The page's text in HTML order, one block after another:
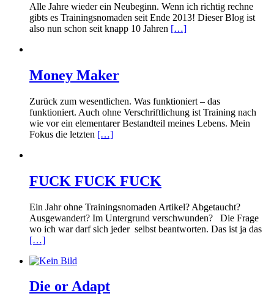
Alle Jahre wieder ein Neubeginn. Wenn ich richtig rechne
gibts es Trainingsnomaden seit Ende 2013! Dieser Blog ist
also nun schon seit knapp 10 Jahren […]
Money Maker
Zurück zum wesentlichen. Was funktioniert – das
funktioniert. Auch ohne Verschriftlichung ist Training nach
wie vor ein elementarer Bestandteil meines Lebens. Mein
Fokus die letzten […]
FUCK FUCK FUCK
Ein Jahr ohne Trainingsnomaden Artikel? Abgetaucht?
Ausgewandert? Im Untergrund verschwunden? Die Frage
wo ich war darf sich jeder selbst beantworten. Das ist ja das
[…]
Die or Adapt